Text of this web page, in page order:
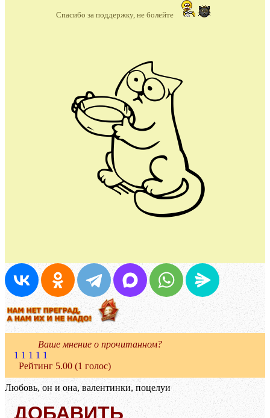
Спасибо за поддержку, не болейте
Ваше мнение о прочитанном?
1 1 1 1 1
Рейтинг 5.00 (1 голос)
Любовь, он и она, валентинки, поцелуи
ДОБАВИТЬ